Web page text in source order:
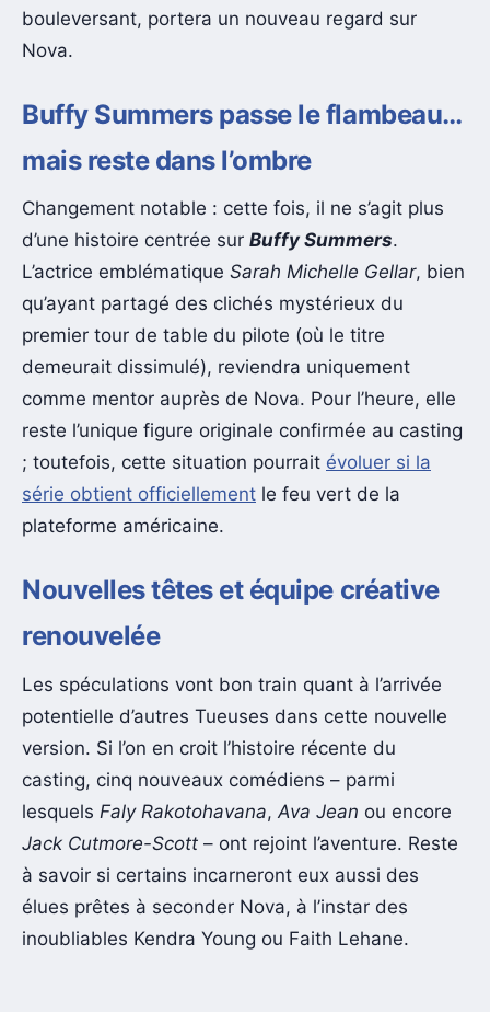
bouleversant, portera un nouveau regard sur
Nova.
Buffy Summers passe le flambeau…
mais reste dans l’ombre
Changement notable : cette fois, il ne s’agit plus
d’une histoire centrée sur Buffy Summers.
L’actrice emblématique Sarah Michelle Gellar, bien
qu’ayant partagé des clichés mystérieux du
premier tour de table du pilote (où le titre
demeurait dissimulé), reviendra uniquement
comme mentor auprès de Nova. Pour l’heure, elle
reste l’unique figure originale confirmée au casting
; toutefois, cette situation pourrait évoluer si la
série obtient officiellement le feu vert de la
plateforme américaine.
Nouvelles têtes et équipe créative
renouvelée
Les spéculations vont bon train quant à l’arrivée
potentielle d’autres Tueuses dans cette nouvelle
version. Si l’on en croit l’histoire récente du
casting, cinq nouveaux comédiens – parmi
lesquels Faly Rakotohavana, Ava Jean ou encore
Jack Cutmore-Scott – ont rejoint l’aventure. Reste
à savoir si certains incarneront eux aussi des
élues prêtes à seconder Nova, à l’instar des
inoubliables Kendra Young ou Faith Lehane.